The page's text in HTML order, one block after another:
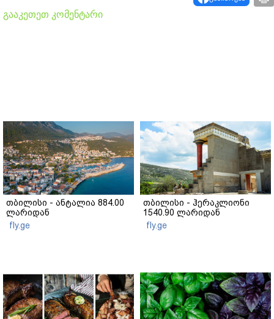
გააკეთეთ კომენტარი
თბილისი - ანტალია 884.00
ლარიდან
fly.ge
თბილისი - ჰერაკლიონი
1540.90 ლარიდან
fly.ge